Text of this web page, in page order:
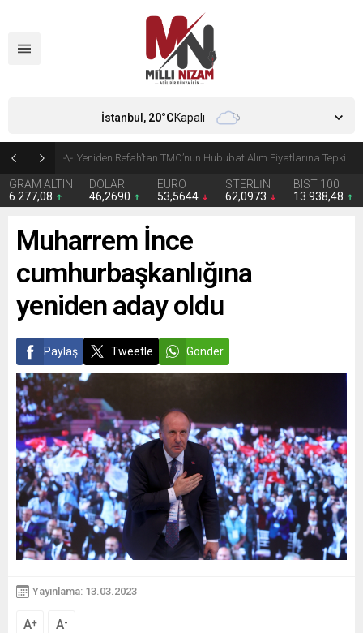
CHP’de Günaydın ve Başarır’ın grup başkanvekilliği düştü
GRAM ALTIN
6.277,08
DOLAR
46,2690
EURO
53,5644
STERLİN
62,0973
BIST 100
13.938,48
İstanbul, 20°CKapalı
Muharrem İnce
cumhurbaşkanlığına
yeniden aday oldu
Paylaş Tweetle Gönder
Yayınlama: 13.03.2023
A+ A-